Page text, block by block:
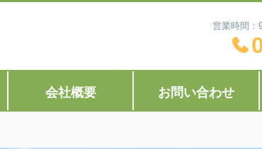
営業時間：
会社概要 お問い合わせ